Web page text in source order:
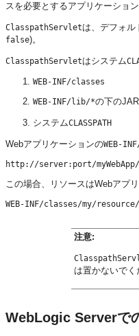
スを必要とするアプリケーション
ClasspathServletは、デフォル
false)。
ClasspathServletはシステム
WEB-INF/classes
WEB-INF/lib/*の下の
システムCLASSPATH
WebアプリケーションのWEB-
この場合、リソースはWebアプ
注意:
は置かないでく
WebLogic Serverで